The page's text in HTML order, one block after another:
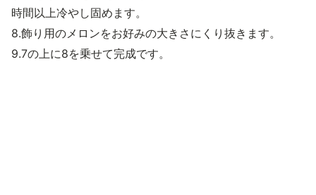
時間以上冷やし固めます。
8.飾り用のメロンをお好みの大きさにくり抜きます。
9.7の上に8を乗せて完成です。